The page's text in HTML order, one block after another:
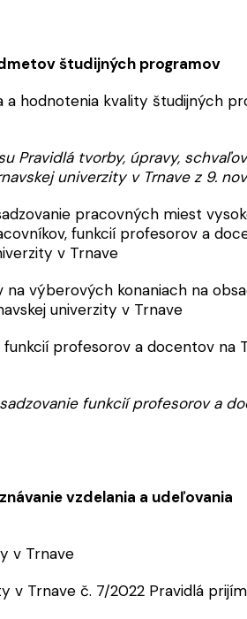
študijných programov
a hodnotenia kvality študijných
Pravidlá tvorby, úpravy,
univerzity v Trnave z 9.
pracovných miest
funkcií profesorov a
v Trnave
výberových konaniach na
univerzity v Trnave
profesorov a docentov na
funkcií profesorov a
vzdelania a udeľovania
v Trnave
v Trnave č. 7/2022 Pravidlá